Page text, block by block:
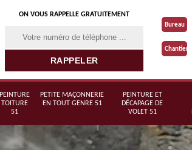
ON VOUS RAPPELLE GRATUITEMENT
Bureau
Chantier
PEINTURE
TOITURE
51
PETITE MAÇONNERIE
EN TOUT GENRE 51
PEINTURE ET
DÉCAPAGE DE
VOLET 51